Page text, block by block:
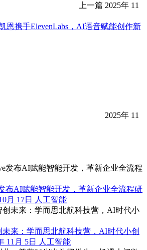
上一篇 2025年 11
恩携手ElevenLabs，AI语音赋能创作新
2025年 11
布AI赋能智能开发，革新企业全流程研
月 17日 人工智能
来：学而思北航科技营，AI时代小创
11月 5日 人工智能